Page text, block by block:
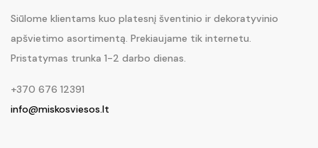
Siūlome klientams kuo platesnį šventinio ir dekoratyvinio
apšvietimo asortimentą. Prekiaujame tik internetu.
Pristatymas trunka 1-2 darbo dienas.
+370 676 12391
info@miskosviesos.lt